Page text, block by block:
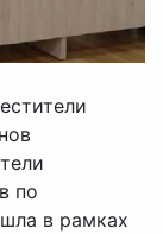
по
в рамках